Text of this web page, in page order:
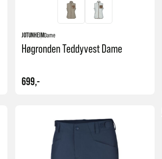
JOTUNHEIMDame
Høgronden Teddyvest Dame
699,-